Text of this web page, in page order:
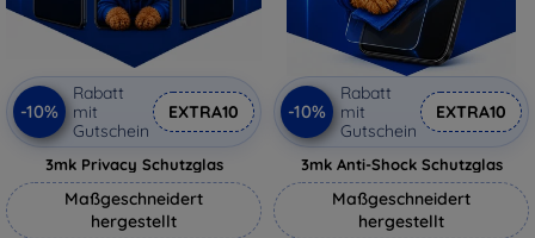
-10%
Rabatt
mit
Gutschein
EXTRA10
3mk Privacy Schutzglas
Maßgeschneidert
hergestellt
-10%
Rabatt
mit
Gutschein
EXTRA10
3mk Anti-Shock Schutzglas
Maßgeschneidert
hergestellt